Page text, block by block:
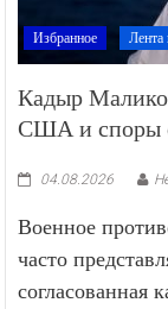
Избранное Лента
Кадыр
США и споры
04.08.2026
Военное
часто
согласованная